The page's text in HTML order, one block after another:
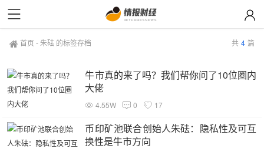
首页 -朱砝 的标签存档 共 4 篇
牛市真的来了吗？我们帮你问了10位圈内
大佬
4.55W 0 17
币印矿池联合创始人朱砝：隐私性及可互
换性是牛市方向